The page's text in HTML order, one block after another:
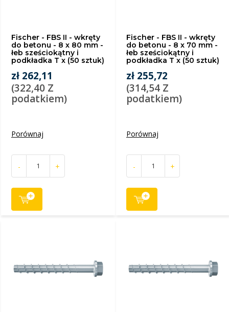
Fischer - FBS II - wkręty
do betonu - 8 x 80 mm -
łeb sześciokątny i
podkładka T x (50 sztuk)
zł 262,11
(322,40 Z
podatkiem)
Porównaj
- +
Fischer - FBS II - wkręty
do betonu - 8 x 70 mm -
łeb sześciokątny i
podkładka T x (50 sztuk)
zł 255,72
(314,54 Z
podatkiem)
Porównaj
- +